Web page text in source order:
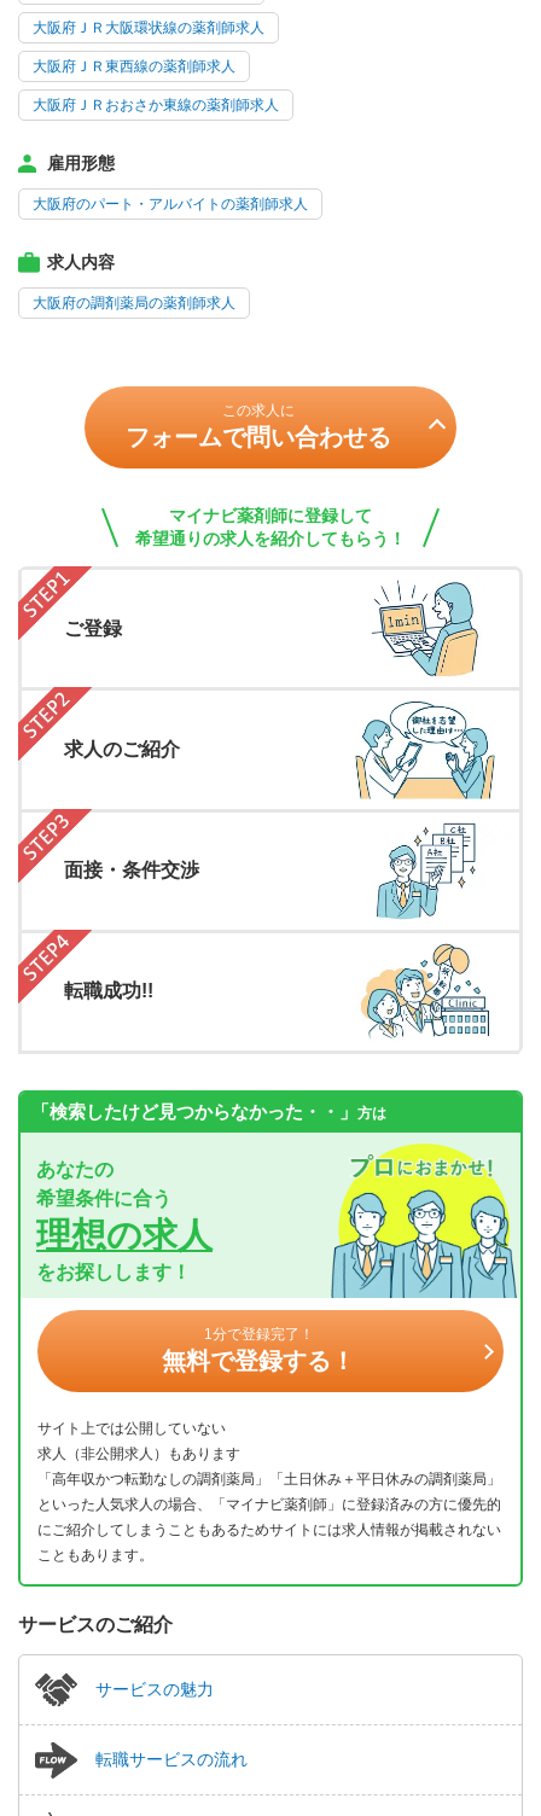
大阪府ＪＲ大阪環状線の薬剤師求人
大阪府ＪＲ東西線の薬剤師求人
大阪府ＪＲおおさか東線の薬剤師求人
雇用形態
大阪府のパート・アルバイトの薬剤師求人
求人内容
大阪府の調剤薬局の薬剤師求人
この求人に
フォームで問い合わせる
マイナビ薬剤師に登録して
希望通りの求人を紹介してもらう！
ご登録
求人のご紹介
面接・条件交渉
転職成功!!
「検索したけど見つからなかった・・」 方は
あなたの
希望条件に合う
理想の求人
をお探しします！
1分で登録完了！
無料で登録する！
サイト上では公開していない
求人（非公開求人）もあります
「高年収かつ転勤なしの調剤薬局」「土日休み＋平日休みの調剤薬局」
といった人気求人の場合、「マイナビ薬剤師」に登録済みの方に優先的
にご紹介してしまうこともあるためサイトには求人情報が掲載されない
こともあります。
サービスのご紹介
サービスの魅力
転職サービスの流れ